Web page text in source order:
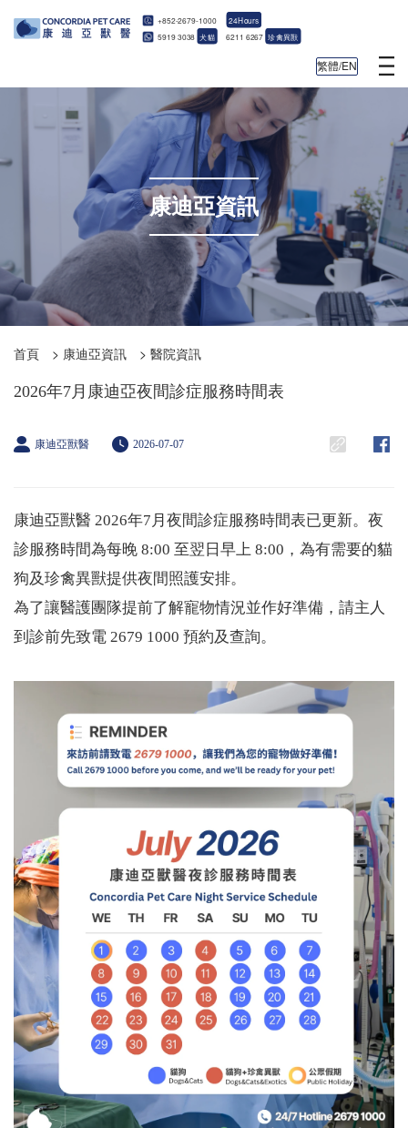
+852-2679-1000 24Hours
5919 3038 犬貓 6211 6267 珍禽異獸
繁體/EN
康迪亞資訊
首頁 > 康迪亞資訊 > 醫院資訊
2026年7月康迪亞夜間診症服務時間表
康迪亞獸醫 2026-07-07
康迪亞獸醫 2026年7月夜間診症服務時間表已更新。夜
診服務時間為每晚 8:00 至翌日早上 8:00，為有需要的貓
狗及珍禽異獸提供夜間照護安排。
為了讓醫護團隊提前了解寵物情況並作好準備，請主人
到診前先致電 2679 1000 預約及查詢。